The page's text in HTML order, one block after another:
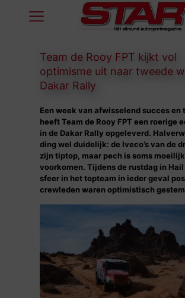
Team de Rooy FPT kijkt vol
optimisme uit naar tweede
Dakar Rally
Een week van afwisselend succes en
heeft Team de Rooy FPT een roerige
in de Dakar Rally opgeleverd.
ding wel duidelijk: de Iveco’s van de
zijn tiptop, maar pech is soms
voorkomen. Tijdens de rustdag in Hail
sfeer in het topteam in ieder geval
crewleden waren optimistisch